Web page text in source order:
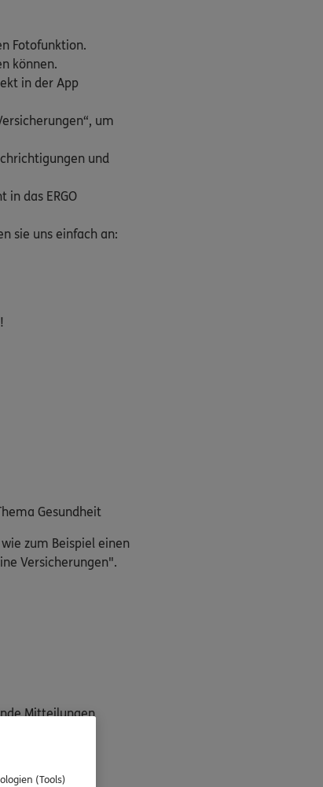
Fotofunktion.
können.
in der App
um
und
in das ERGO
sie uns einfach an:
Gesundheit
zum Beispiel einen
Versicherungen".
Mitteilungen
(Tools)